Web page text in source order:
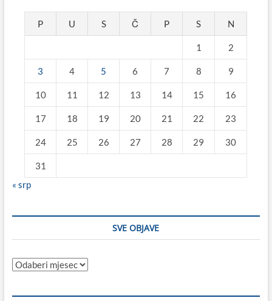
P U S Č P S N
1 2
3 4 5 6 7 8 9
10 11 12 13 14 15 16
17 18 19 20 21 22 23
24 25 26 27 28 29 30
31
« srp
SVE OBJAVE
Sve